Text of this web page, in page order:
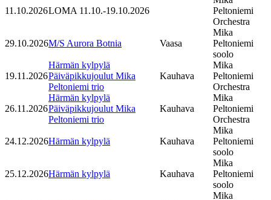
11.10.2026LOMA 11.10.-19.10.2026
Peltoniemi
Orchestra
29.10.2026M/S Aurora Botnia Vaasa
Mika
Peltoniemi
soolo
19.11.2026
Härmän kylpylä
Päiväpikkujoulut Mika
Peltoniemi trio
Kauhava
Mika
Peltoniemi
Orchestra
26.11.2026
Härmän kylpylä
Päiväpikkujoulut Mika
Peltoniemi trio
Kauhava
Mika
Peltoniemi
Orchestra
24.12.2026Härmän kylpylä Kauhava
Mika
Peltoniemi
soolo
25.12.2026Härmän kylpylä Kauhava
Mika
Peltoniemi
soolo
Mika